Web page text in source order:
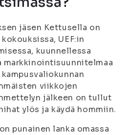
jäsen Kettusella on
UEF:in
kuunnellessa
viikkojen
jälkeen on tullut
ylös ja käydä hommiin.
punainen lanka omassa